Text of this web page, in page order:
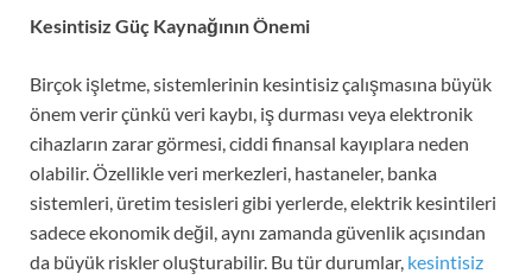
Kesintisiz Güç Kaynağının Önemi
Birçok işletme, sistemlerinin kesintisiz çalışmasına büyük
önem verir çünkü veri kaybı, iş durması veya elektronik
cihazların zarar görmesi, ciddi finansal kayıplara neden
olabilir. Özellikle veri merkezleri, hastaneler, banka
sistemleri, üretim tesisleri gibi yerlerde, elektrik kesintileri
sadece ekonomik değil, aynı zamanda güvenlik açısından
da büyük riskler oluşturabilir. Bu tür durumlar, kesintisiz